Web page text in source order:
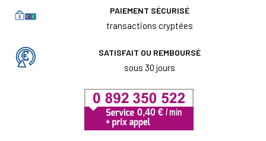
PAIEMENT SÉCURISÉ
transactions cryptées
SATISFAIT OU REMBOURSÉ
sous 30 jours